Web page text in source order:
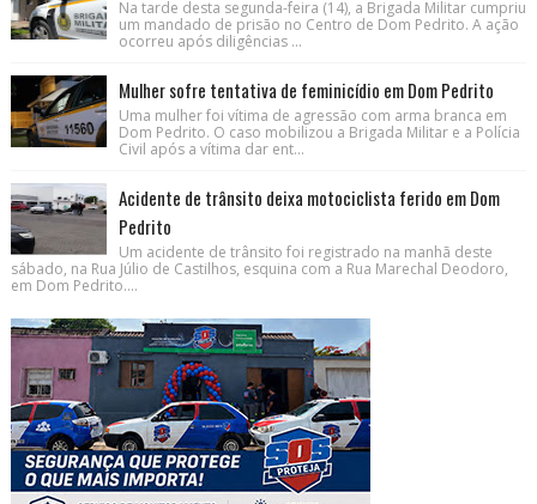
Na tarde desta segunda-feira (14), a Brigada Militar cumpriu
um mandado de prisão no Centro de Dom Pedrito. A ação
ocorreu após diligências ...
Mulher sofre tentativa de feminicídio em Dom Pedrito
Uma mulher foi vítima de agressão com arma branca em
Dom Pedrito. O caso mobilizou a Brigada Militar e a Polícia
Civil após a vítima dar ent...
Acidente de trânsito deixa motociclista ferido em Dom
Pedrito
Um acidente de trânsito foi registrado na manhã deste
sábado, na Rua Júlio de Castilhos, esquina com a Rua Marechal Deodoro,
em Dom Pedrito....